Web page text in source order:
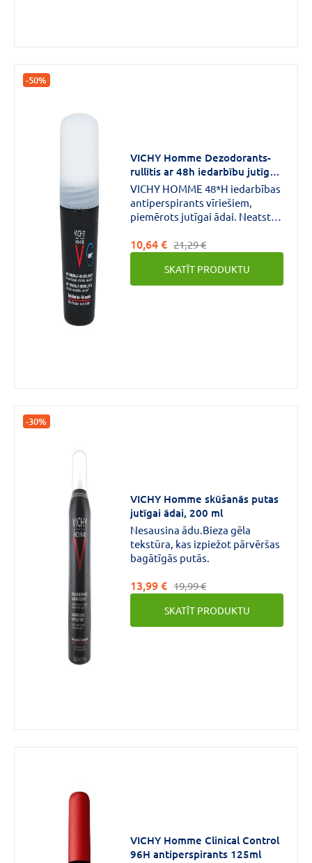
-50%
VICHY Homme Dezodorants-
rullītis ar 48h iedarbību jutīgai
ādai, 50 ml
VICHY HOMME 48*H iedarbības
antiperspirants vīriešiem,
piemērots jutīgai ādai. Neatstāj
smaržvielas un spirtu.
10,64 € 21,29 €
SKATĪT PRODUKTU
-30%
VICHY Homme skūšanās putas
jutīgai ādai, 200 ml
Nesausina ādu.Bieza gēla
tekstūra, kas izpiežot pārvēršas
bagātīgās putās.
13,99 € 19,99 €
SKATĪT PRODUKTU
VICHY Homme Clinical Control
96H antiperspirants 125ml